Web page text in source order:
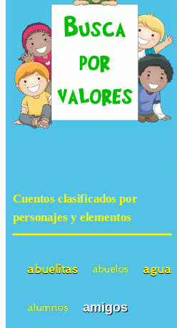
Cuentos clasificados por
personajes y elementos
abuelitas abuelos agua
alumnos amigos